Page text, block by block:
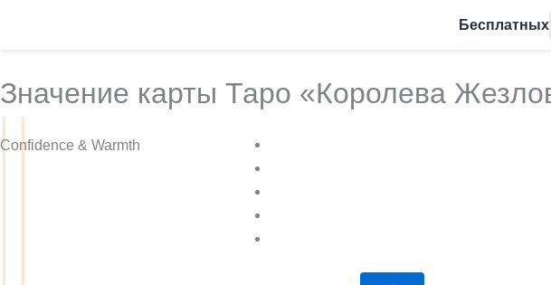
Бесплатных
Значение карты Таро «Королева
Confidence & Warmth